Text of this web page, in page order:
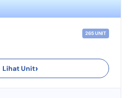
265UNIT
Lihat Unit›